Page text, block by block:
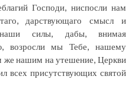
Господи, ниспосли нам
дарствующаго смысл и
силы, дабы, внимая
возросли мы Тебе, нашему
же нашим на утешение, Церкви
всех присутствующих святой